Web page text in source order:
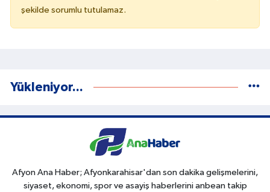
şekilde sorumlu tutulamaz.
Yükleniyor...
Afyon Ana Haber; Afyonkarahisar'dan son dakika gelişmelerini,
siyaset, ekonomi, spor ve asayiş haberlerini anbean takip